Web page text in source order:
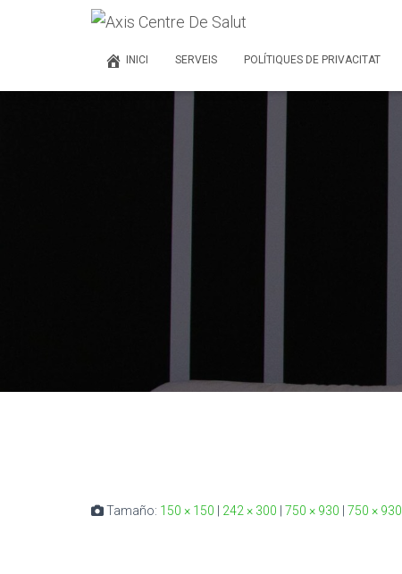
INICI SERVEIS POLÍTIQUES DE PRIVACITAT
Tamaño: 150 × 150 242 × 300 750 × 930 750 × 930